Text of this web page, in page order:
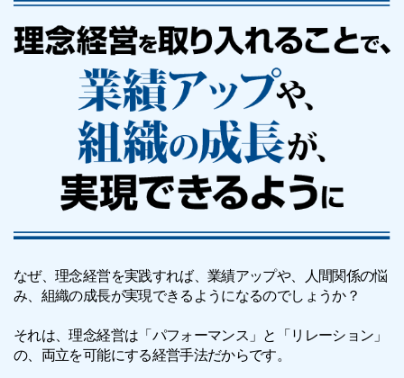
なぜ、理念経営を実践すれば、業績アップや、人間関係の悩
み、組織の成長が実現できるようになるのでしょうか？
それは、理念経営は「パフォーマンス」と「リレーション」
の、両立を可能にする経営手法だからです。